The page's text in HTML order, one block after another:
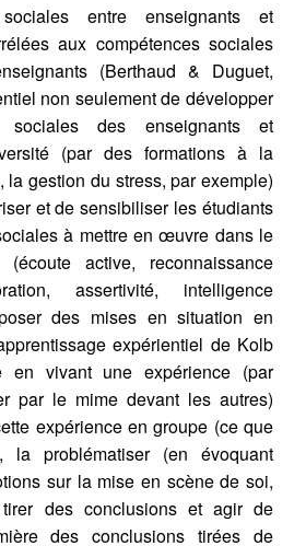
entre enseignants et
aux compétences sociales
(Berthaud & Duguet,
non seulement de développer
sociales des enseignants et
(par des formations à la
la gestion du stress, par exemple)
et de sensibiliser les étudiants
à mettre en œuvre dans le
active, reconnaissance
assertivité, intelligence
des mises en situation en
expérientiel de Kolb
en vivant une expérience (par
par le mime devant les autres)
expérience en groupe (ce que
la problématiser (en évoquant
sur la mise en scène de soi,
des conclusions et agir de
des conclusions tirées de